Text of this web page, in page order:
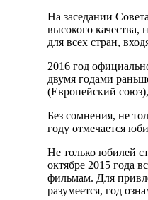
На заседании
высокого качества,
для всех стран,
2016 год
двумя годами
(Европейский
Без сомнения, не
году отмечается
Не только юбилей
октябре 2015 года
фильмам. Для
разумеется, год